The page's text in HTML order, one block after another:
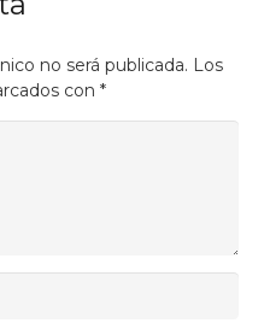
no será publicada. Los
con *